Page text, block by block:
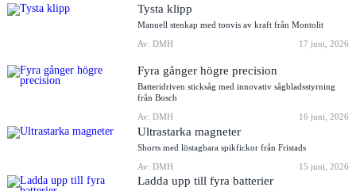
Tysta klipp
Manuell stenkap med tonvis av kraft från Montolit
Av: DMH
17 juni, 2026
Fyra gånger högre precision
Batteridriven sticksåg med innovativ sågbladsstyrning
från Bosch
Av: DMH
16 juni, 2026
Ultrastarka magneter
Shorts med löstagbara spikfickor från Fristads
Av: DMH
15 juni, 2026
Ladda upp till fyra batterier